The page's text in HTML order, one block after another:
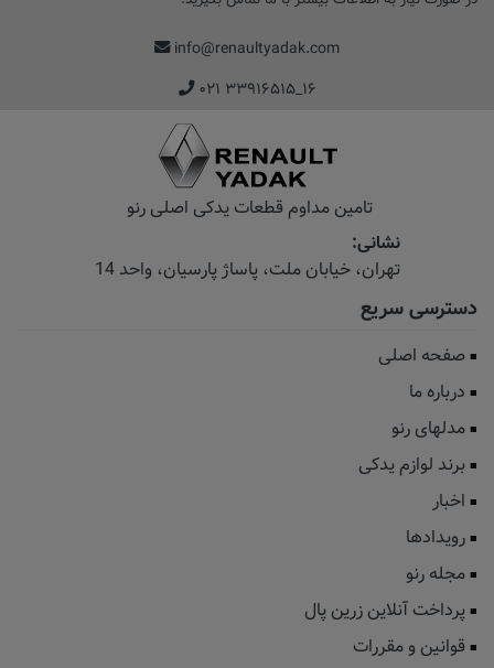
info@renaultyadak.com
۰۲۱ ۳۳۹۱۶۵۱۵_۱۶
تامین مداوم قطعات یدکی اصلی رنو
نشانی:
تهران، خیابان‌ ملت، پاساژ‌ پارسیان، واحد 14
دسترسی سریع
صفحه اصلی
درباره ما
مدلهای رنو
برند لوازم یدکی
اخبار
رویدادها
مجله رنو
پرداخت آنلاین زرین پال
قوانین و مقررات